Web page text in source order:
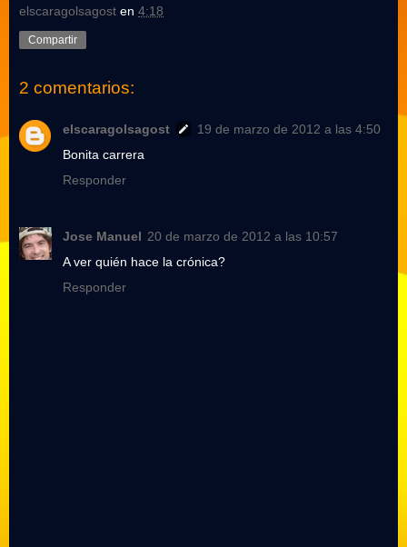
elscaragolsagost en 4:18
Compartir
2 comentarios:
elscaragolsagost
19 de marzo de 2012 a las 4:50
Bonita carrera
Responder
Jose Manuel 20 de marzo de 2012 a las 10:57
A ver quién hace la crónica?
Responder